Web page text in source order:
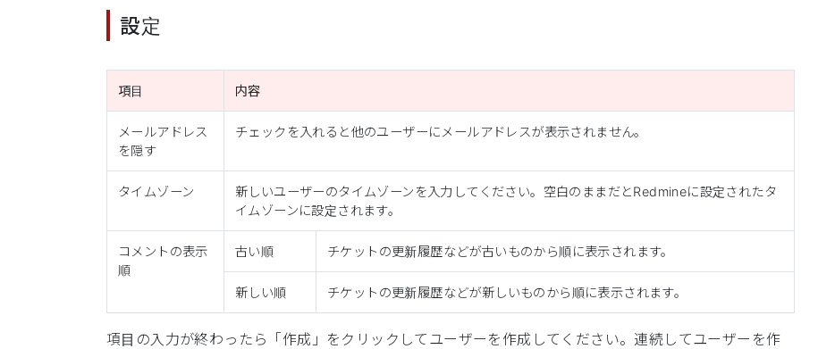
設定
項目 内容
メールアドレス
を隠す
チェックを入れると他のユーザーにメールアドレスが表示されません。
タイムゾーン
新しいユーザーのタイムゾーンを入力してください。空白のままだとRedmineに設定されたタ
イムゾーンに設定されます。
コメントの表示
順
古い順 チケットの更新履歴などが古いものから順に表示されます。
新しい順 チケットの更新履歴などが新しいものから順に表示されます。
項目の入力が終わったら「作成」をクリックしてユーザーを作成してください。連続してユーザーを作